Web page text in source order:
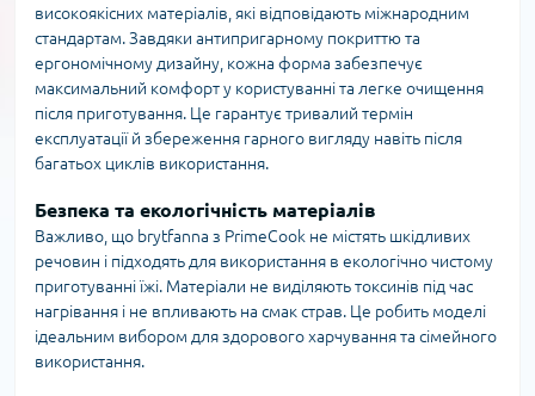
високоякісних матеріалів, які відповідають міжнародним
стандартам. Завдяки антипригарному покриттю та
ергономічному дизайну, кожна форма забезпечує
максимальний комфорт у користуванні та легке очищення
після приготування. Це гарантує тривалий термін
експлуатації й збереження гарного вигляду навіть після
багатьох циклів використання.
Безпека та екологічність матеріалів
Важливо, що brytfanna з PrimeCook не містять шкідливих
речовин і підходять для використання в екологічно чистому
приготуванні їжі. Матеріали не виділяють токсинів під час
нагрівання і не впливають на смак страв. Це робить моделі
ідеальним вибором для здорового харчування та сімейного
використання.